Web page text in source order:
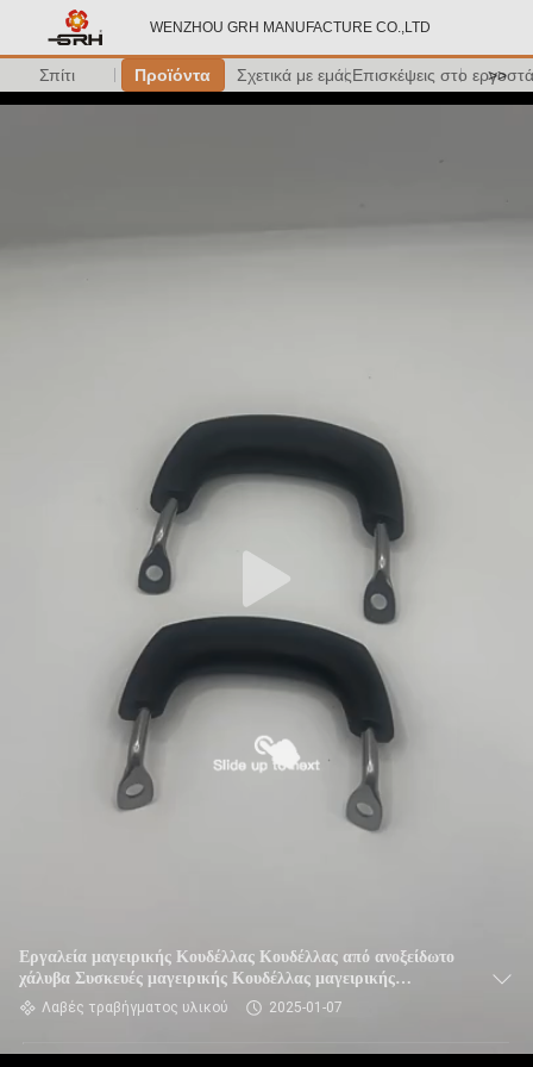
WENZHOU GRH MANUFACTURE CO.,LTD
Σπίτι Προϊόντα Σχετικά με εμάςΕπισκέψεις στο >>
Εργαλεία μαγειρικής Κουδέλλας Κουδέλλας από ανοξείδωτο
χάλυβα Συσκευές μαγειρικής Κουδέλλας μαγειρικής
Κουδέλλας
Λαβές τραβήγματος υλικού 2025-01-07